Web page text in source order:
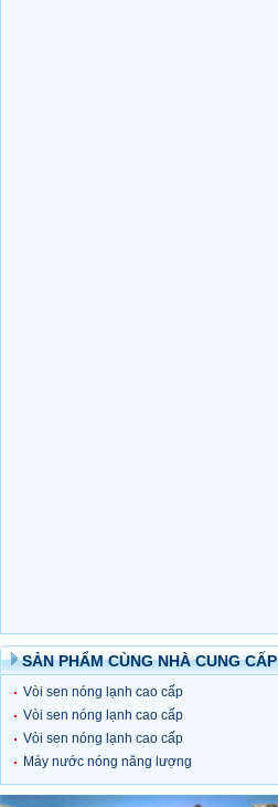
SẢN PHẨM CÙNG NHÀ CUNG CẤP
Vòi sen nóng lạnh cao cấp
ITALIANO 3220 - SUS
Vòi sen nóng lạnh cao cấp
ITALIANO 3010
Vòi sen nóng lạnh cao cấp
ITALIANO 3050
Máy nước nóng năng lượng
mặt trời GREEN inox 430 - 320L